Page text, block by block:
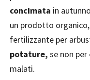
concimata in
un prodotto
fertilizzante per
potature, se non
malati.